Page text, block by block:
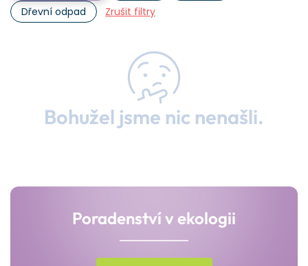
Dřevní odpad
Zrušit filtry
Bohužel jsme nic nenašli.
Poradenství v ekologii